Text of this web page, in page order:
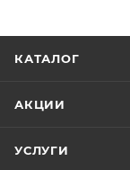
КАТАЛОГ
АКЦИИ
УСЛУГИ